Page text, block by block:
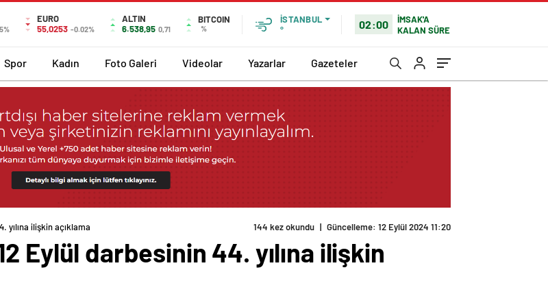
EURO
55,0253 -0.02%
ALTIN
6.538,95 0,71
BITCOIN
%
İSTANBUL
°
02:00
İMSAK'A
KALAN SÜRE
Spor Kadın Foto Galeri Videolar Yazarlar Gazeteler
yılına ilişkin açıklama 144 kez okundu | Güncelleme: 12 Eylül 2024 11:20
Eylül darbesinin 44. yılına ilişkin